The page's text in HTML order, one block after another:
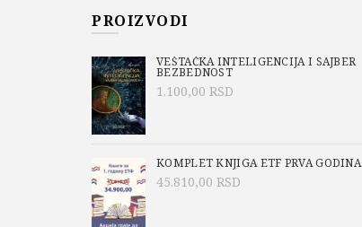
PROIZVODI
VEŠTAČKA INTELIGENCIJA I SAJBER
BEZBEDNOST
1.100,00 RSD
KOMPLET KNJIGA ETF PRVA GODINA
45.810,00 RSD